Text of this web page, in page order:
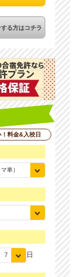
る方はコチラ
！料金&入校日
日